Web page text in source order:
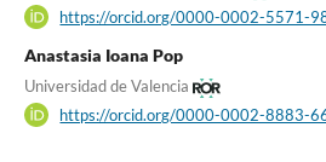
https://orcid.org/0000-0002-5571-
Anastasia Ioana Pop
Universidad de Valencia
https://orcid.org/0000-0002-8883-